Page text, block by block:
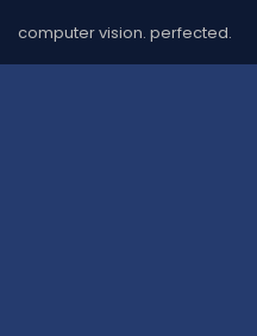
computer vision. perfected.